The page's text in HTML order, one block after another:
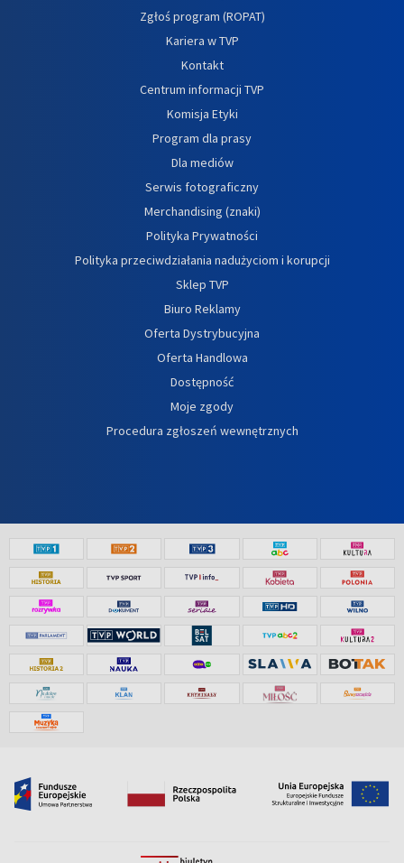
Zgłoś program (ROPAT)
Kariera w TVP
Kontakt
Centrum informacji TVP
Komisja Etyki
Program dla prasy
Dla mediów
Serwis fotograficzny
Merchandising (znaki)
Polityka Prywatności
Polityka przeciwdziałania nadużyciom i korupcji
Sklep TVP
Biuro Reklamy
Oferta Dystrybucyjna
Oferta Handlowa
Dostępność
Moje zgody
Procedura zgłoszeń wewnętrznych